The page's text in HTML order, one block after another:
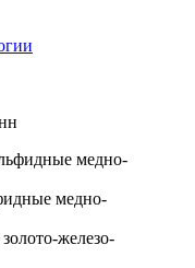
медно-
медно-
золото-железо-